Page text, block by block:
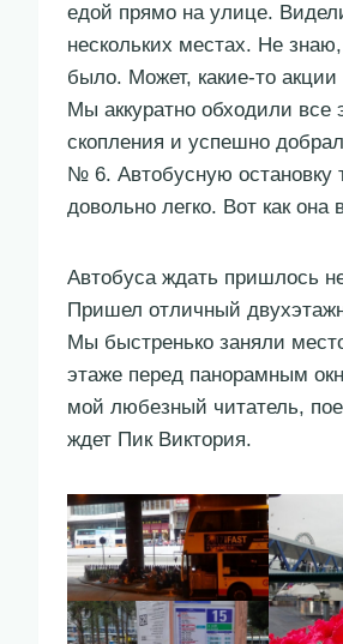
едой прямо на улице.
нескольких местах. Не
было. Может, какие-то акции
Мы аккуратно обходили все
скопления и успешно
№ 6. Автобусную остановку
довольно легко. Вот как она
Автобуса ждать пришлось
Пришел отличный
Мы быстренько заняли
этаже перед панорамным
мой любезный читатель,
ждет Пик Виктория.